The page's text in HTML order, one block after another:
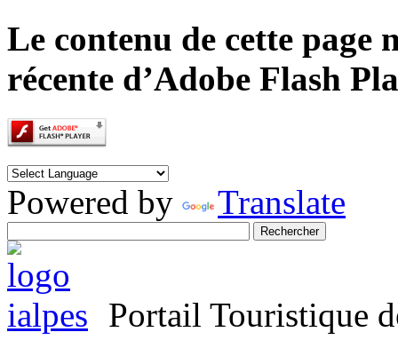
Le contenu de cette page
récente d’Adobe Flash
Powered by Translate
Portail Touristique